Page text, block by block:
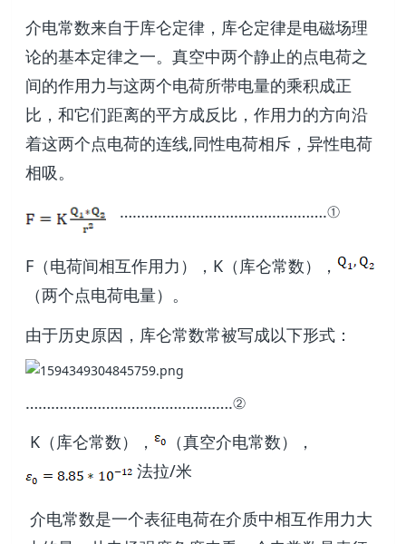
介电常数来自于库仑定律，库仑定律是电磁场理
论的基本定律之一。真空中两个静止的点电荷之
间的作用力与这两个电荷所带电量的乘积成正
比，和它们距离的平方成反比，作用力的方向沿
着这两个点电荷的连线,同性电荷相斥，异性电荷
相吸。
………………………………………….①
F（电荷间相互作用力），K（库仑常数），
（两个点电荷电量）。
由于历史原因，库仑常数常被写成以下形式：
………………………………………….②
K（库仑常数），
（真空介电常数），
法拉/米
介电常数是一个表征电荷在介质中相互作用力大